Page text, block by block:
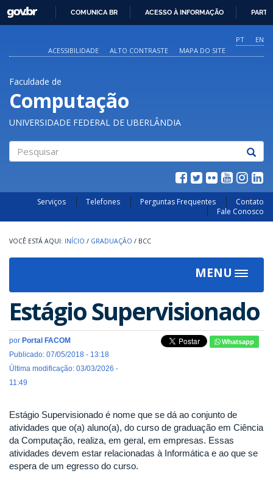
O
CONTEÚDO
GOVBR
COMUNICA BR ACESSO À INFORMAÇÃO
PT
EN
ACESSIBILIDADE
ALTO CONTRASTE MAPA DO SITE
Faculdade de
Computação
UNIVERSIDADE FEDERAL DE UBERLÂNDIA
Serviços Telefones Perguntas Frequentes
Contato
Fale Conosco
INÍCIO / GRADUAÇÃO / BCC
MENU
Toggle
Estágio Supervisionado
por Portal FACOM
Publicado: 07/05/2018 - 13:18
Última modificação: 03/03/2026 -
11:49
Whatsapp
Estágio Supervisionado é nome que se dá ao conjunto de
atividades que o(a) aluno(a), do curso de graduação em Ciência
da Computação, realiza, em geral, em empresas. Essas
atividades devem estar relacionadas à Informática e ao que se
espera de um egresso do curso.